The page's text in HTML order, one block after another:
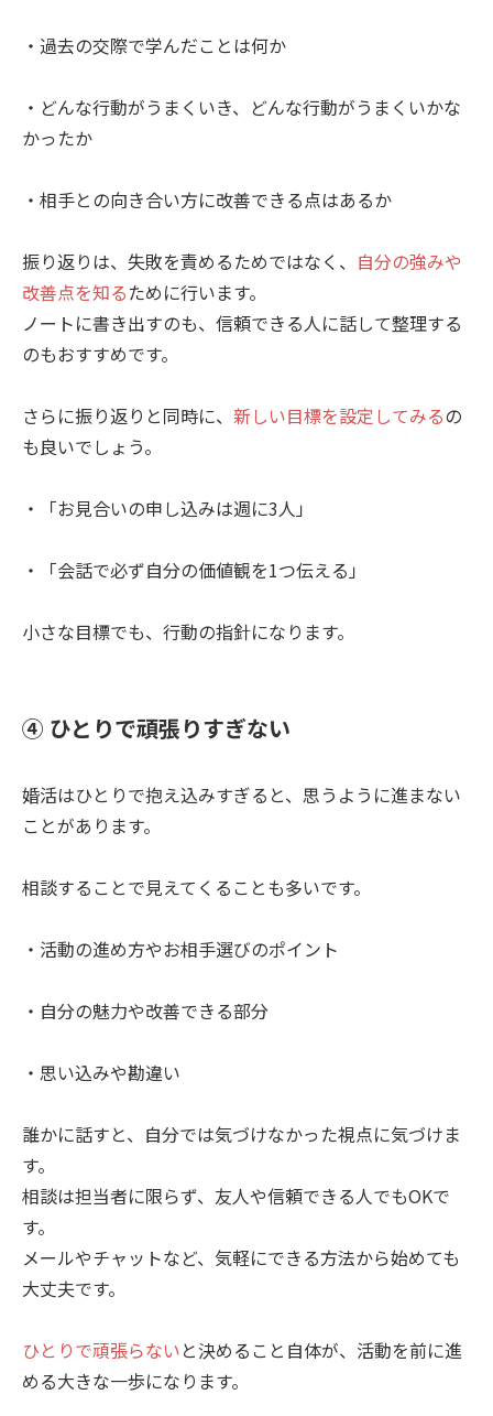
・過去の交際で学んだことは何か
・どんな行動がうまくいき、どんな行動がうまくいかな
かったか
・相手との向き合い方に改善できる点はあるか
振り返りは、失敗を責めるためではなく、 自分の強みや
改善点を知るために行います。
ノートに書き出すのも、信頼できる人に話して整理する
のもおすすめです。
さらに振り返りと同時に、 新しい目標を設定してみるの
も良いでしょう。
・「お見合いの申し込みは週に3人」
・「会話で必ず自分の価値観を1つ伝える」
小さな目標でも、行動の指針になります。
④ ひとりで頑張りすぎない
婚活はひとりで抱え込みすぎると、思うように進まない
ことがあります。
相談することで見えてくることも多いです。
・活動の進め方やお相手選びのポイント
・自分の魅力や改善できる部分
・思い込みや勘違い
誰かに話すと、自分では気づけなかった視点に気づけま
す。
相談は担当者に限らず、友人や信頼できる人でもOKで
す。
メールやチャットなど、気軽にできる方法から始めても
大丈夫です。
ひとりで頑張らないと決めること自体が、活動を前に進
める大きな一歩になります。